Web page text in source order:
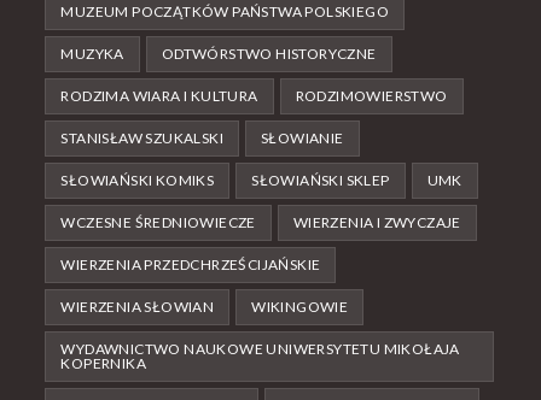
MUZEUM POCZĄTKÓW PAŃSTWA POLSKIEGO
MUZYKA ODTWÓRSTWO HISTORYCZNE
RODZIMA WIARA I KULTURA RODZIMOWIERSTWO
STANISŁAW SZUKALSKI SŁOWIANIE
SŁOWIAŃSKI KOMIKS SŁOWIAŃSKI SKLEP UMK
WCZESNE ŚREDNIOWIECZE WIERZENIA I ZWYCZAJE
WIERZENIA PRZEDCHRZEŚCIJAŃSKIE
WIERZENIA SŁOWIAN WIKINGOWIE
WYDAWNICTWO NAUKOWE UNIWERSYTETU MIKOŁAJA
KOPERNIKA